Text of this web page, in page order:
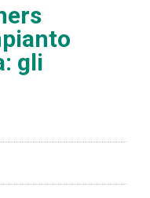
gli